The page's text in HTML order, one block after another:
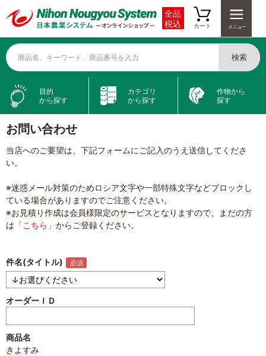
全品
税込
カート
商品名、キーワード、商品番号を入力 検索
目的
から探す
カテゴリ
から探す
作物から
探す
お問い合わせ
当店へのご要望は、下記フォームにご記入のうえ送信してくださ
い。
※迷惑メール対策のためロシア文字や一部特殊文字などブロックし
ている場合がありますのでご注意ください。
※お見積り作成は会員様限定のサービスとなりますので、まだの方
は 「こちら」 からご登録ください。
件名(タイトル)
オーダーＩＤ
商品名
きよすみ